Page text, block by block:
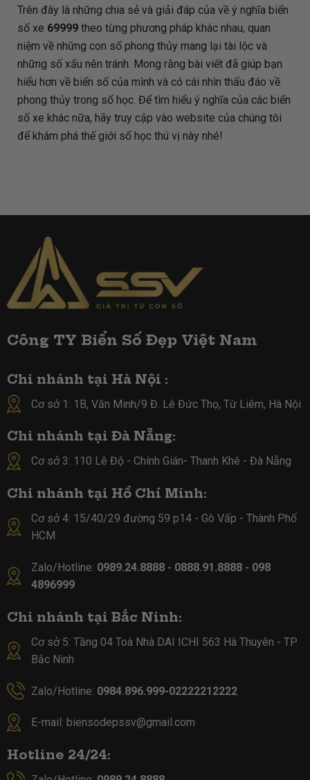
Trên đây là những chia sẻ và giải đáp của về ý nghĩa biển
số xe 69999theo từng phương pháp khác nhau, quan
niệm về những con số phong thủy mang lại tài lộc và
những số xấu nên tránh. Mong rằng bài viết đã giúp bạn
hiểu hơn về biển số của mình và có cái nhìn thấu đáo về
phong thủy trong số học. Để tìm hiểu ý nghĩa của các biển
số xe khác nữa, hãy truy cập vào website của chúng tôi
để khám phá thế giới số học thú vị này nhé!
Công TY Biển Số Đẹp Việt Nam
Chi nhánh tại Hà Nội :
Cơ sở 1: 1B, Văn Minh/9 Đ. Lê Đức Thọ, Từ Liêm, Hà Nội
Chi nhánh tại Đà Nẵng:
Cơ sở 3: 110 Lê Độ - Chính Gián- Thanh Khê - Đà Nẵng
Chi nhánh tại Hồ Chí Minh:
Cơ sở 4: 15/40/29 đường 59 p14 - Gò Vấp - Thành Phố
HCM
Zalo/Hotline: 0989.24.8888 - 0888.91.8888 - 098
4896999
Chi nhánh tại Bắc Ninh:
Cơ sở 5: Tầng 04 Toà Nhà DAI ICHI 563 Hà Thuyên - TP
Bắc Ninh
Zalo/Hotline: 0984.896.999-02222212222
E-mail: biensodepssv@gmail.com
Hotline 24/24: